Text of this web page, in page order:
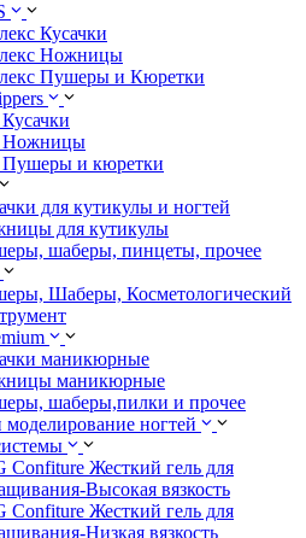
Кусачки
Ножницы
Пушеры и Кюретки
Ножницы
и кюретки
для кутикулы и ногтей
для кутикулы
шаберы, пинцеты, прочее
Шаберы, Косметологический
маникюрные
маникюрные
шаберы,пилки и прочее
ногтей
Confiture Жесткий гель для
Высокая вязкость
Confiture Жесткий гель для
Низкая вязкость